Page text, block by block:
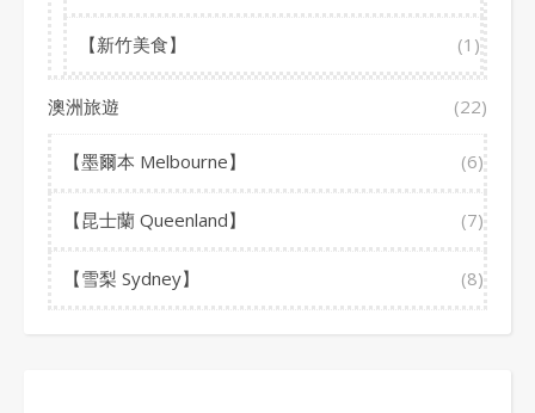
【新竹美食】 (1)
澳洲旅遊 (22)
【墨爾本 Melbourne】 (6)
【昆士蘭 Queenland】 (7)
【雪梨 Sydney】 (8)